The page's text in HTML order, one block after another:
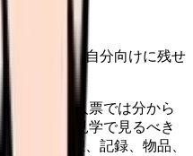
あとで読む自分向けに残せ
2026｜求人票では分から
前の職場見学で見るべき
ョン、休憩、記録、物品、